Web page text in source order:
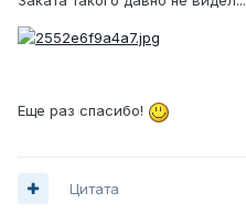
Еще раз спасибо!
Цитата